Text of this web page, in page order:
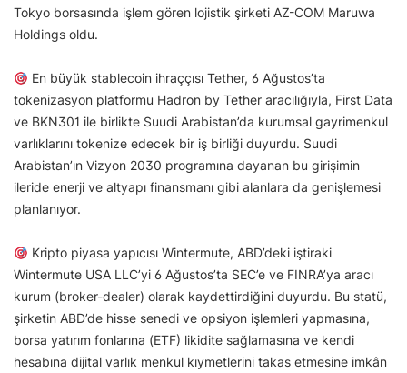
Tokyo borsasında işlem gören lojistik şirketi AZ-COM Maruwa
Holdings oldu.
En büyük stablecoin ihraççısı Tether, 6 Ağustos’ta
tokenizasyon platformu Hadron by Tether aracılığıyla, First Data
ve BKN301 ile birlikte Suudi Arabistan’da kurumsal gayrimenkul
varlıklarını tokenize edecek bir iş birliği duyurdu. Suudi
Arabistan’ın Vizyon 2030 programına dayanan bu girişimin
ileride enerji ve altyapı finansmanı gibi alanlara da genişlemesi
planlanıyor.
Kripto piyasa yapıcısı Wintermute, ABD’deki iştiraki
Wintermute USA LLC’yi 6 Ağustos’ta SEC’e ve FINRA’ya aracı
kurum (broker-dealer) olarak kaydettirdiğini duyurdu. Bu statü,
şirketin ABD’de hisse senedi ve opsiyon işlemleri yapmasına,
borsa yatırım fonlarına (ETF) likidite sağlamasına ve kendi
hesabına dijital varlık menkul kıymetlerini takas etmesine imkân